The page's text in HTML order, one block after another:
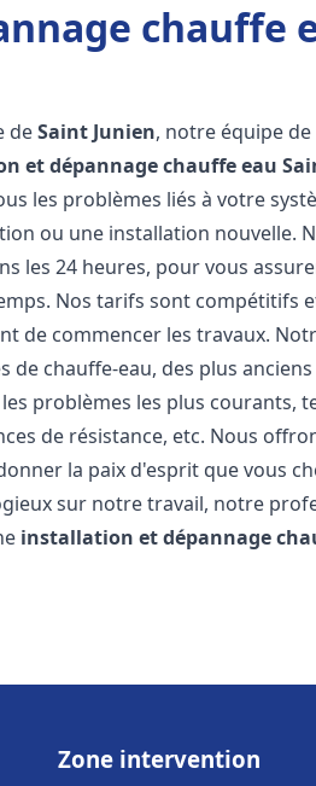
chauffe
deSaint Junien, notre équipe
et dépannage chauffe eau
les problèmes liés à votre
ou une installation nouvelle.
les 24 heures, pour vous
Nos tarifs sont compétitifs
de commencer les travaux.
de chauffe-eau, des plus
problèmes les plus courants,
de résistance, etc. Nous
la paix d'esprit que vous
sur notre travail, notre
installation et dépannage
Zone intervention